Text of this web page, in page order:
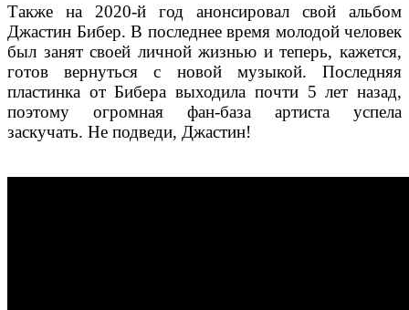
Также на 2020-й год анонсировал свой альбом
Джастин Бибер. В последнее время молодой человек
был занят своей личной жизнью и теперь, кажется,
готов вернуться с новой музыкой. Последняя
пластинка от Бибера выходила почти 5 лет назад,
поэтому огромная фан-база артиста успела
заскучать. Не подведи, Джастин!